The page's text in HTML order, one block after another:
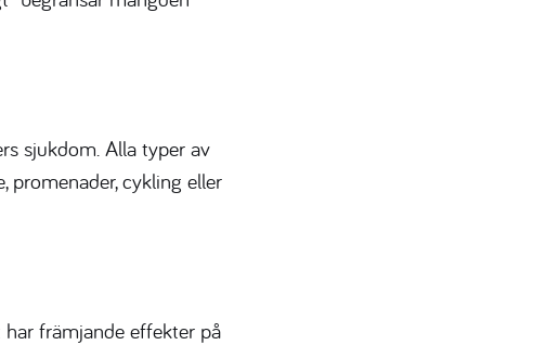
sjukdom. Alla typer av
promenader, cykling eller
främjande effekter på